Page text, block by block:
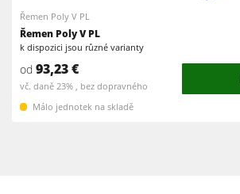
Velkoplošné pily
Briketovací lisy
Dýhovací lisy & Vakuové lisy
Odsavače
Odsavače
Podavače
Řemen Poly V PL
Řemen Poly V PL
k dispozici jsou různé varianty
od 93,23 €
vč. daně 23% , bez dopravného
Málo jednotek na skladě